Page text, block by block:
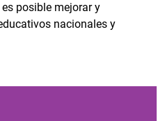
posible mejorar y
nacionales y